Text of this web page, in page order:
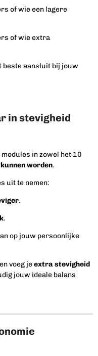
of wie een lagere
of wie extra
beste aansluit bij jouw
in stevigheid
in zowel het 10
worden.
uit te nemen:
.
.
op jouw persoonlijke
voeg jeextra stevigheid
jouw ideale balans